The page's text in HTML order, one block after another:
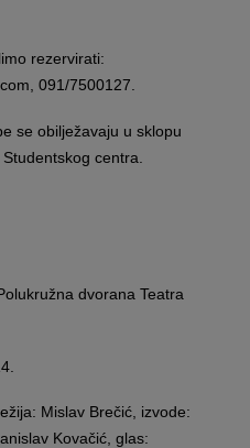
rezervirati:
091/7500127.
se obilježavaju u sklopu
centra.
dvorana Teatra
Mislav Brečić, izvode:
Kovačić, glas: